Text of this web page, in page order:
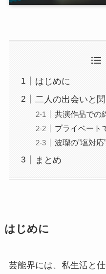
はじめに
二人の出会いと
共演作品での
プライベート
波瑠の”塩対
まとめ
はじめに
芸能界には、私生活と